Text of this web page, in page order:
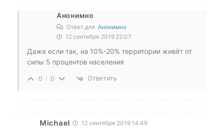
Анонимно
Ответ для Анонимно
12 сентября 2019 22:07
Даже если так, на 10%-20% территории живёт от
силы 5 процентов населения
0 0 Ответить
Michael 12 сентября 2019 14:49